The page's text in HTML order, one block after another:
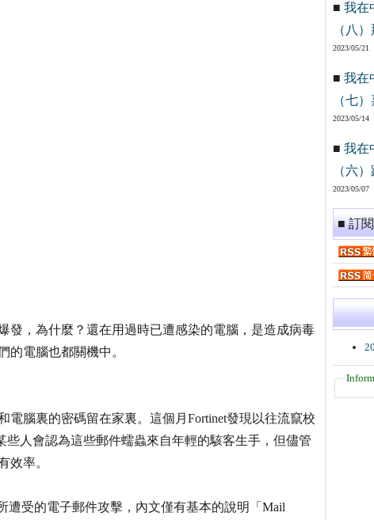
發，為什麼？還在用過時已遭感染的電腦，是造成病毒
的電腦也都關機中。
腦裏的密碼留在家裏。這個月Fortinet發現以往流竄校
些人會認為這些郵件蠕蟲來自年輕的駭客生手，但儘管
效率。
遭受的電子郵件攻擊，內文僅有基本的說明「Mail
■ 我在
（八
2023/05/21
■ 我在
（七
2023/05/14
■ 我在
（六
2023/05/07
■ 訂